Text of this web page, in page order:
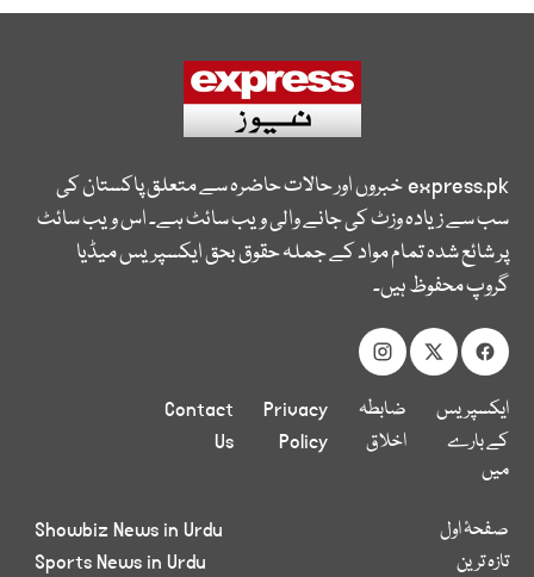
express.pkخبروں اور حالات حاضرہ سے متعلق پاکستان کی
سب سے زیادہ وزٹ کی جانے والی ویب سائٹ ہے۔ اس ویب سائٹ
پر شائع شدہ تمام مواد کے جملہ حقوق بحق ایکسپریس میڈیا
گروپ محفوظ ہیں۔
ایکسپریس
کے بارے
میں
ضابطہ
اخلاق
Privacy
Policy
Contact
Us
صفحۂ اول
تازہ ترین
Showbiz News in Urdu
Sports News in Urdu